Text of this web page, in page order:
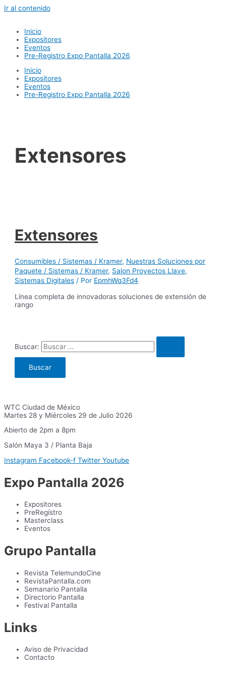
Ir al contenido
Inicio
Expositores
Eventos
Pre-Registro Expo Pantalla 2026
Inicio
Expositores
Eventos
Pre-Registro Expo Pantalla 2026
Extensores
Extensores
Consumibles / Sistemas / Kramer, Nuestras Soluciones por
Paquete / Sistemas / Kramer, Salon Proyectos Llave,
Sistemas Digitales / Por EpmhWq3Fd4
Línea completa de innovadoras soluciones de extensión de
rango
Buscar:
WTC Ciudad de México
Martes 28 y Miércoles 29 de Julio 2026
Abierto de 2pm a 8pm
Salón Maya 3 / Planta Baja
Instagram Facebook-f Twitter Youtube
Expo Pantalla 2026
Expositores
PreRegístro
Masterclass
Eventos
Grupo Pantalla
Revista TelemundoCine
RevistaPantalla.com
Semanario Pantalla
Directorio Pantalla
Festival Pantalla
Links
Aviso de Privacidad
Contacto